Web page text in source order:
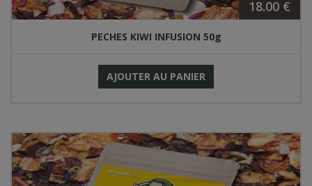
18.00 €
PECHES KIWI INFUSION 50g
AJOUTER AU PANIER